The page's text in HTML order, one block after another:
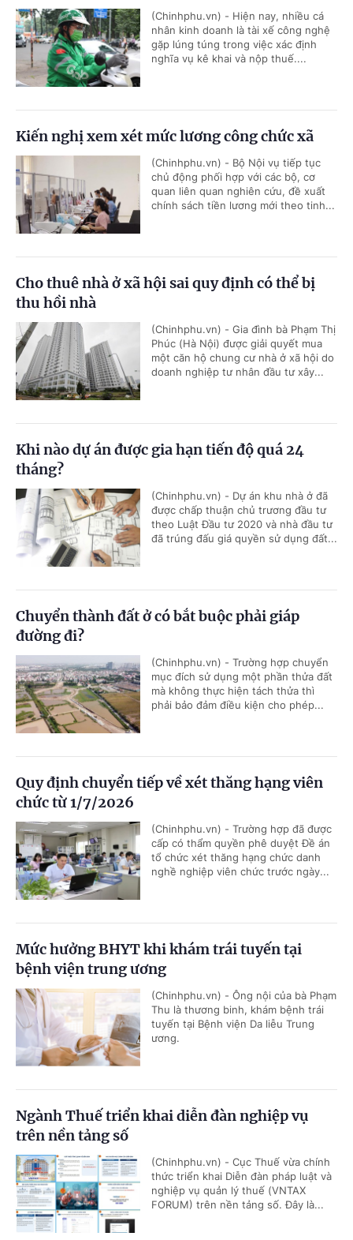
(Chinhphu.vn) - Hiện nay, nhiều cá
nhân kinh doanh là tài xế công nghệ
gặp lúng túng trong việc xác định
nghĩa vụ kê khai và nộp thuế....
Kiến nghị xem xét mức lương công chức xã
(Chinhphu.vn) - Bộ Nội vụ tiếp tục
chủ động phối hợp với các bộ, cơ
quan liên quan nghiên cứu, đề xuất
chính sách tiền lương mới theo tinh...
Cho thuê nhà ở xã hội sai quy định có thể bị
thu hồi nhà
(Chinhphu.vn) - Gia đình bà Phạm Thị
Phúc (Hà Nội) được giải quyết mua
một căn hộ chung cư nhà ở xã hội do
doanh nghiệp tư nhân đầu tư xây...
Khi nào dự án được gia hạn tiến độ quá 24
tháng?
(Chinhphu.vn) - Dự án khu nhà ở đã
được chấp thuận chủ trương đầu tư
theo Luật Đầu tư 2020 và nhà đầu tư
đã trúng đấu giá quyền sử dụng đất...
Chuyển thành đất ở có bắt buộc phải giáp
đường đi?
(Chinhphu.vn) - Trường hợp chuyển
mục đích sử dụng một phần thửa đất
mà không thực hiện tách thửa thì
phải bảo đảm điều kiện cho phép...
Quy định chuyển tiếp về xét thăng hạng viên
chức từ 1/7/2026
(Chinhphu.vn) - Trường hợp đã được
cấp có thẩm quyền phê duyệt Đề án
tổ chức xét thăng hạng chức danh
nghề nghiệp viên chức trước ngày...
Mức hưởng BHYT khi khám trái tuyến tại
bệnh viện trung ương
(Chinhphu.vn) - Ông nội của bà Phạm
Thu là thương binh, khám bệnh trái
tuyến tại Bệnh viện Da liễu Trung
ương.
Ngành Thuế triển khai diễn đàn nghiệp vụ
trên nền tảng số
(Chinhphu.vn) - Cục Thuế vừa chính
thức triển khai Diễn đàn pháp luật và
nghiệp vụ quản lý thuế (VNTAX
FORUM) trên nền tảng số. Đây là...